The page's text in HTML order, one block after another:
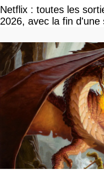
Netflix : toutes les
2026, avec la fin